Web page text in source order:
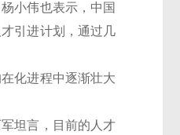
小伟也表示，中国
引进计划，通过几
化进程中逐渐壮大
坦言，目前的人才